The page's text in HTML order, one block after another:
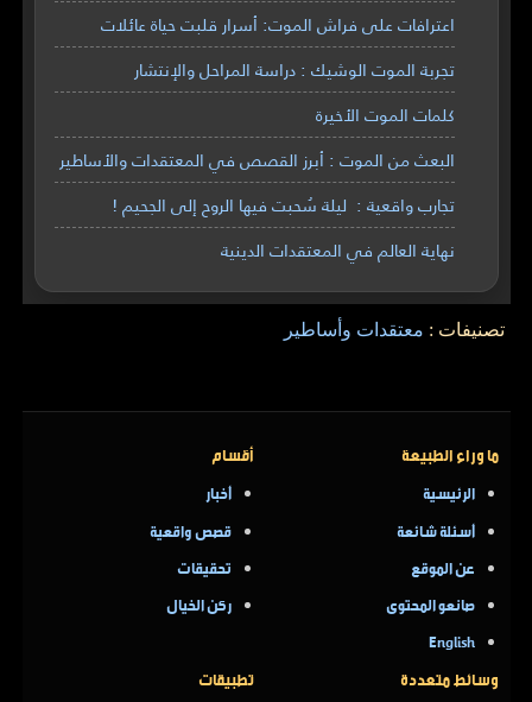
اعترافات على فراش الموت: أسرار قلبت حياة عائلات
تجربة الموت الوشيك : دراسة المراحل والإنتشار
كلمات الموت الأخيرة
البعث من الموت : أبرز القصص في المعتقدات والأساطير
تجارب واقعية : ليلة سُحبت فيها الروح إلى الجحيم !
نهاية العالم في المعتقدات الدينية
تصنيفات : معتقدات وأساطير
ما وراء الطبيعة
الرئيسية
أسئلة شائعة
عن الموقع
صانعو المحتوى
English
أقسام
أخبار
قصص واقعية
تحقيقات
ركن الخيال
وسائط متعددة تطبيقات